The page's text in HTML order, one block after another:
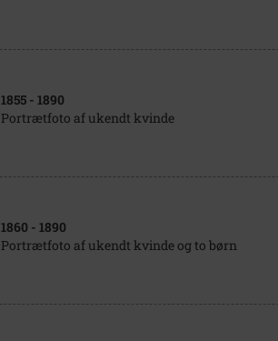
1855 - 1890
Portrætfoto af ukendt kvinde
1860 - 1890
Portrætfoto af ukendt kvinde og to børn